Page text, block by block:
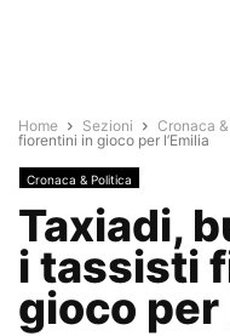
Home Sezioni Cronaca
fiorentini in gioco per l’Emilia
Cronaca & Politica
Taxiadi,
i tassisti
gioco per